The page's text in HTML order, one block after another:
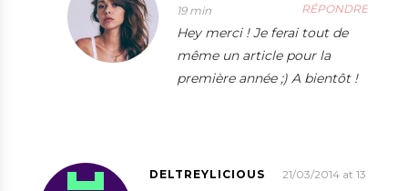
19 min
RÉPONDRE
Hey merci ! Je ferai tout de
même un article pour la
première année ;) A bientôt !
DELTREYLICIOUS
21/03/2014 at 13